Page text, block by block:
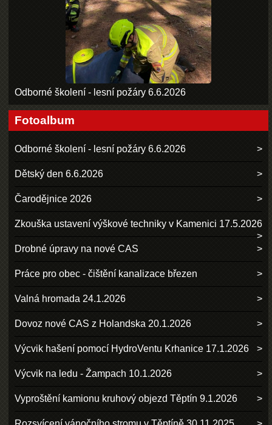
Odborné školení - lesní požáry 6.6.2026
Fotoalbum
Odborné školení - lesní požáry 6.6.2026
Dětský den 6.6.2026
Čarodějnice 2026
Zkouška ustavení výškové techniky v Kamenici 17.5.2026
Drobné úpravy na nové CAS
Práce pro obec - čištění kanalizace březen
Valná hromada 24.1.2026
Dovoz nové CAS z Holandska 20.1.2026
Výcvik hašení pomocí HydroVentu Krhanice 17.1.2026
Výcvik na ledu - Žampach 10.1.2026
Vyproštění kamionu kruhový objezd Těptín 9.1.2026